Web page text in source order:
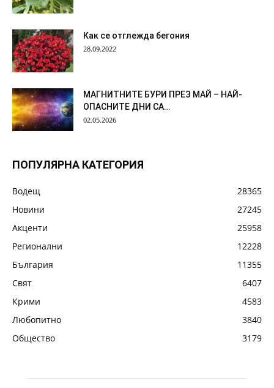
Как се отглежда бегония
28.09.2022
МАГНИТНИТЕ БУРИ ПРЕЗ МАЙ – НАЙ-
ОПАСНИТЕ ДНИ СА…
02.05.2026
ПОПУЛЯРНА КАТЕГОРИЯ
Водещ
28365
Новини
27245
Акценти
25958
Регионални
12228
България
11355
Свят
6407
Крими
4583
Любопитно
3840
Общество
3179